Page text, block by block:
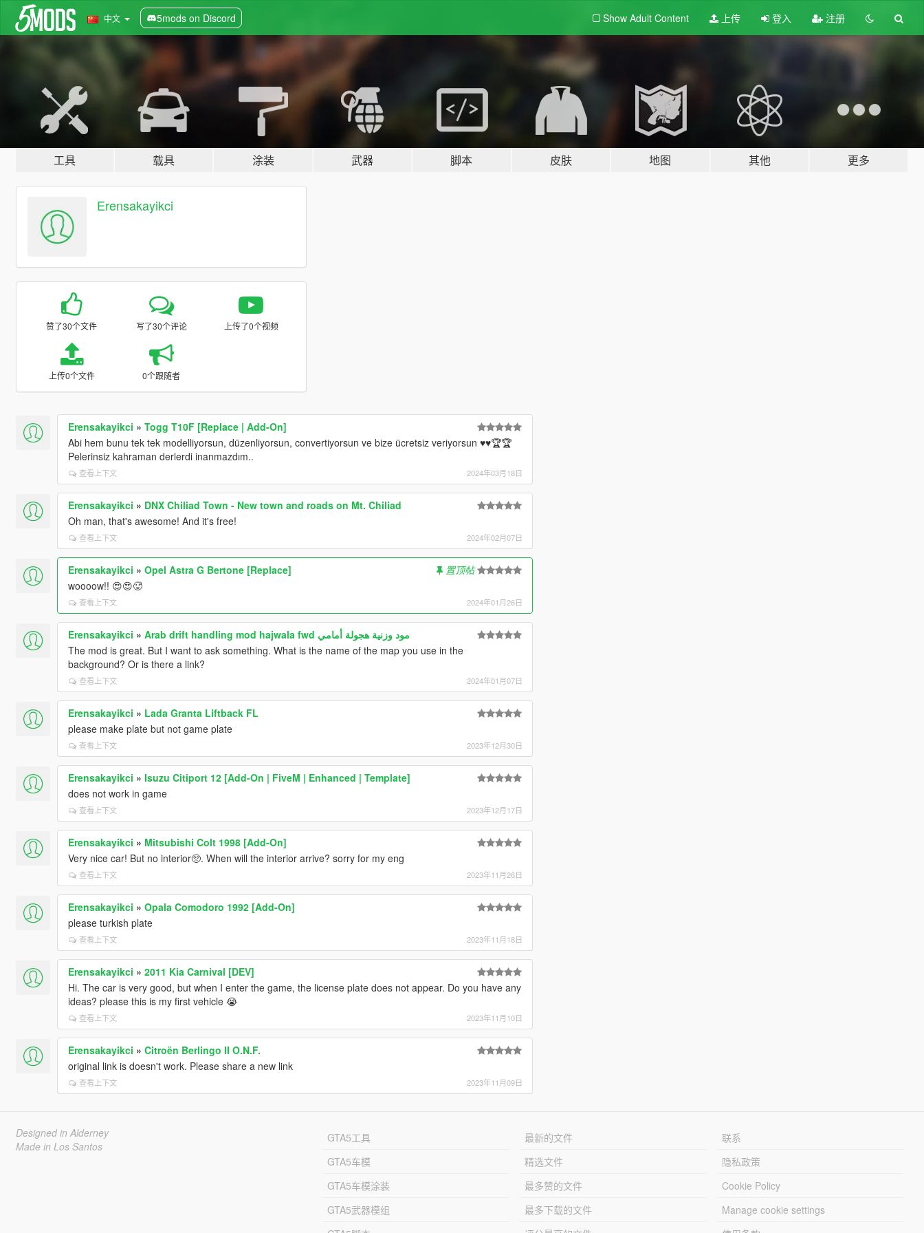
中文 5mods on Discord Show Adult Content 上传 登入 注册
工具 载具 涂装 武器 脚本 皮肤 地图 其他 更多
Erensakayikci
赞了30个文件 写了30个评论 上传了0个视频
上传0个文件 0个跟随者
Erensakayikci » Togg T10F [Replace | Add-On]
Abi hem bunu tek tek modelliyorsun, düzenliyorsun, convertiyorsun ve bize ücretsiz veriyorsun ♥️♥️🏆🏆
Pelerinsiz kahraman derlerdi inanmazdım..
查看上下文 2024年03月18日
Erensakayikci » DNX Chiliad Town - New town and roads on Mt. Chiliad
Oh man, that's awesome! And it's free!
查看上下文 2024年02月07日
Erensakayikci » Opel Astra G Bertone [Replace]
置顶帖
woooow!! 😍😍🥵
查看上下文 2024年01月26日
Erensakayikci »
Arab drift handling mod hajwala fwd مود وزنية هجولة أمامي
The mod is great. But I want to ask something. What is the name of the map you use in the
background? Or is there a link?
查看上下文 2024年01月07日
Erensakayikci » Lada Granta Liftback FL
please make plate but not game plate
查看上下文 2023年12月30日
Erensakayikci » Isuzu Citiport 12 [Add-On | FiveM | Enhanced | Template]
does not work in game
查看上下文 2023年12月17日
Erensakayikci » Mitsubishi Colt 1998 [Add-On]
Very nice car! But no interior🥺. When will the interior arrive? sorry for my eng
查看上下文 2023年11月26日
Erensakayikci » Opala Comodoro 1992 [Add-On]
please turkish plate
查看上下文 2023年11月18日
Erensakayikci » 2011 Kia Carnival [DEV]
Hi. The car is very good, but when I enter the game, the license plate does not appear. Do you have any
ideas? please this is my first vehicle 😭
查看上下文 2023年11月10日
Erensakayikci » Citroën Berlingo II O.N.F.
original link is doesn't work. Please share a new link
查看上下文 2023年11月09日
Designed in Alderney
Made in Los Santos
GTA5工具
GTA5车模
GTA5车模涂装
GTA5武器模组
最新的文件
精选文件
最多赞的文件
最多下载的文件
联系
隐私政策
Cookie Policy
Manage cookie settings